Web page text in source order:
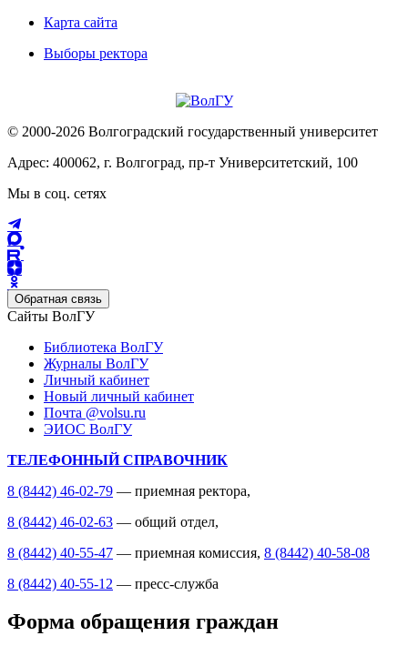
Карта сайта
Выборы ректора
© 2000-2026 Волгоградский государственный университет
Адрес: 400062, г. Волгоград, пр-т Университетский, 100
Мы в соц. сетях
Обратная связь
Сайты ВолГУ
Библиотека ВолГУ
Журналы ВолГУ
Личный кабинет
Новый личный кабинет
Почта @volsu.ru
ЭИОС ВолГУ
ТЕЛЕФОННЫЙ СПРАВОЧНИК
8 (8442) 46-02-79 — приемная ректора,
8 (8442) 46-02-63 — общий отдел,
8 (8442) 40-55-47 — приемная комиссия, 8 (8442) 40-58-08
8 (8442) 40-55-12 — пресс-служба
Форма обращения граждан